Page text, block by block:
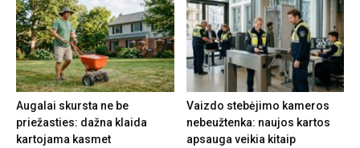
Augalai skursta ne be
priežasties: dažna klaida
kartojama kasmet
Vaizdo stebėjimo kameros
nebeužtenka: naujos kartos
apsauga veikia kitaip